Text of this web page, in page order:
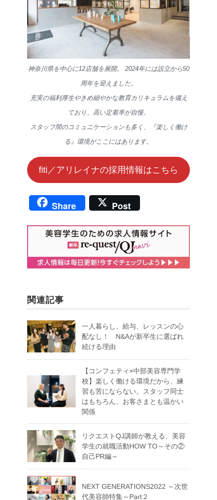
神奈川県を中心に12店舗を展開。 2024年には設立から50
周年を迎えました。
充実の福利厚生やきめ細やかな教育カリキュラムを備え
ており、高い定着率が自慢。
スタッフ間のコミュニケーションも多く、『楽しく働け
る』環境がここにはあります。
fiti／アリレイナの採用情報はこちら
Share Post
関連記事
一人暮らし、給与、レッスンの心
配なし！ N&Aが新卒生に選ばれ
続ける理由
【コンフェティ×中部美容専門学
校】楽しく働ける環境だから、練
習も苦にならない。スタッフ同士
はもちろん、お客さまとも温かい
関係
リクエストQJ講師が教える、美容
学生の就職活動HOW TO～その②
自己PR編～
NEXT GENERATIONS2022 ～次世
代美容師特集～Part２